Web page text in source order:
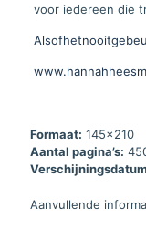
voor iedereen die
Formaat: 145x210
Aantal pagina’s:
Aanvullende